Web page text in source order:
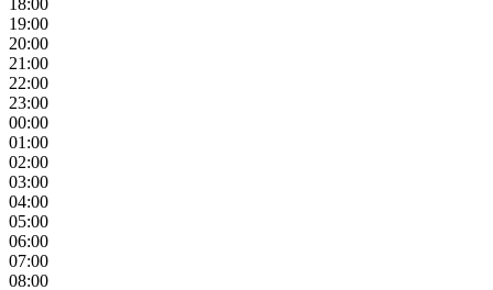
18:00
19:00
20:00
21:00
22:00
23:00
00:00
01:00
02:00
03:00
04:00
05:00
06:00
07:00
08:00